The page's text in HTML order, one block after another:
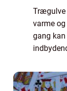
Trægulve
varme
gang
inden for